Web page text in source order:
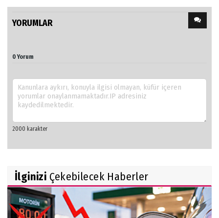
YORUMLAR
0 Yorum
İlginizi Çekebilecek Haberler